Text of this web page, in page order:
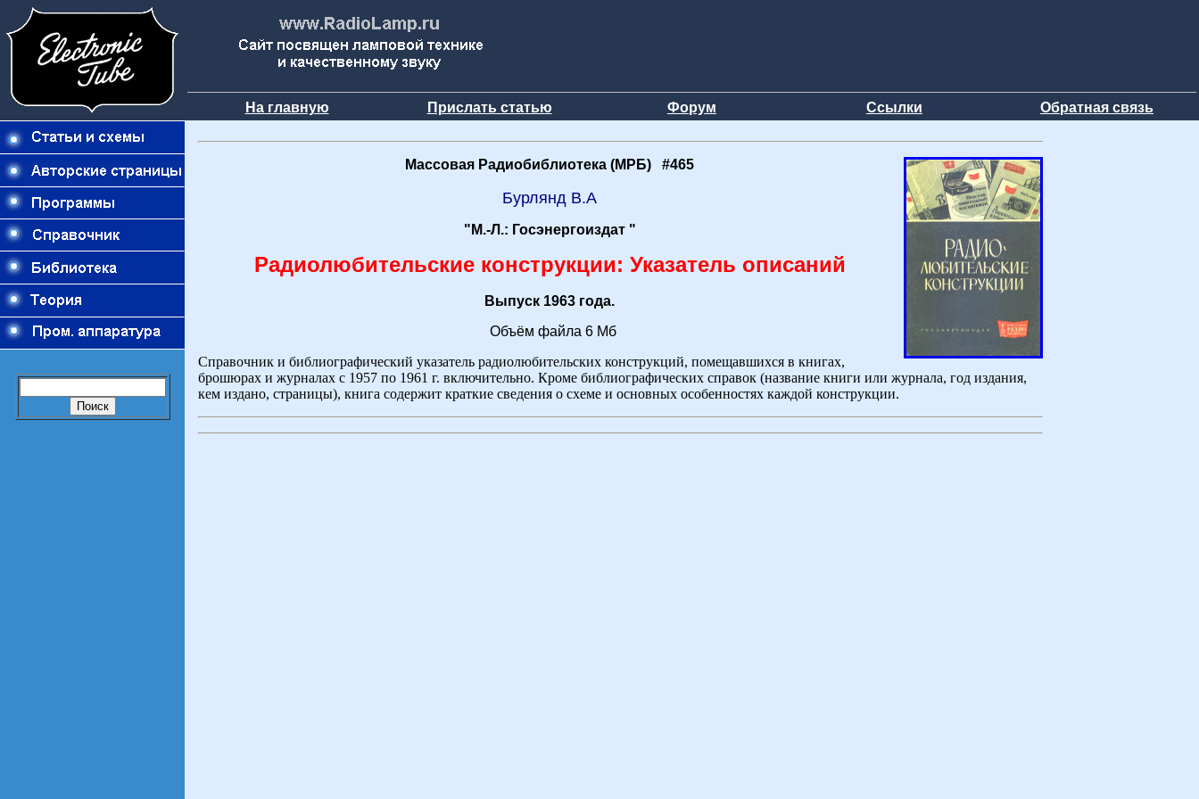
На главную Прислать статью Форум Ссылки Обратная связь
Массовая Радиобиблиотека (МРБ) #465
Бурлянд В.А
"М.-Л.: Госэнергоиздат "
Радиолюбительские конструкции: Указатель описаний
Выпуск 1963 года.
Объём файла 6 Мб
Справочник и библиографический указатель радиолюбительских конструкций, помещавшихся в книгах,
брошюрах и журналах с 1957 по 1961 г. включительно. Кроме библиографических справок (название книги или журнала, год издания,
кем издано, страницы), книга содержит краткие сведения о схеме и основных особенностях каждой конструкции.